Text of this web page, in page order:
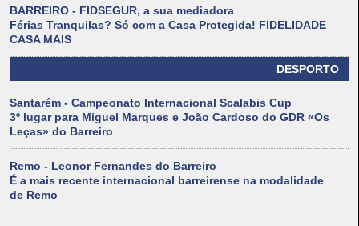
BARREIRO - FIDSEGUR, a sua mediadora
Férias Tranquilas? Só com a Casa Protegida! FIDELIDADE
CASA MAIS
DESPORTO
Santarém - Campeonato Internacional Scalabis Cup
3º lugar para Miguel Marques e João Cardoso do GDR «Os
Leças» do Barreiro
Remo - Leonor Fernandes do Barreiro
É a mais recente internacional barreirense na modalidade
de Remo